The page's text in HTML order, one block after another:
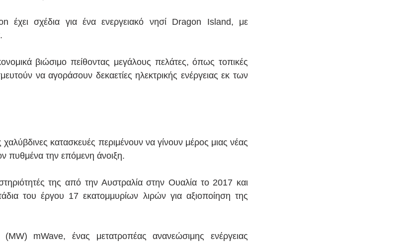
σχέδια για ένα ενεργειακό νησί Dragon Island, με
βιώσιμο πείθοντας μεγάλους πελάτες, όπως τοπικές
να αγοράσουν δεκαετίες ηλεκτρικής ενέργειας εκ των
κατασκευές περιμένουν να γίνουν μέρος μιας νέας
πυθμένα την επόμενη άνοιξη.
της από την Αυστραλία στην Ουαλία το 2017 και
του έργου 17 εκατομμυρίων λιρών για αξιοποίηση της
mWave, ένας μετατροπέας ανανεώσιμης ενέργειας